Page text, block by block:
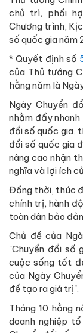
chủ trì, phối
Chương trình,
số quốc gia năm
* Quyết định số
của Thủ tướng
hằng năm là
Ngày Chuyển
nhằm đẩy
đổi số quốc gia,
đổi số quốc gia
nâng cao nhận
nghĩa và lợi ích
Đồng thời, thúc
chính trị, hành
toàn dân bảo
Chủ đề của
"Chuyển đổi số
cuộc sống tốt
của Ngày
để tạo ra giá trị".
Tháng 10 hằng
doanh nghiệp